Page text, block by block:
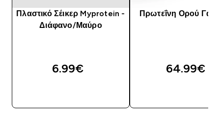
Πλαστικό Σέικερ Myprotein -
Διάφανο/Μαύρο
6.99€‎
Πρωτεΐνη Ορού
64.99€‎